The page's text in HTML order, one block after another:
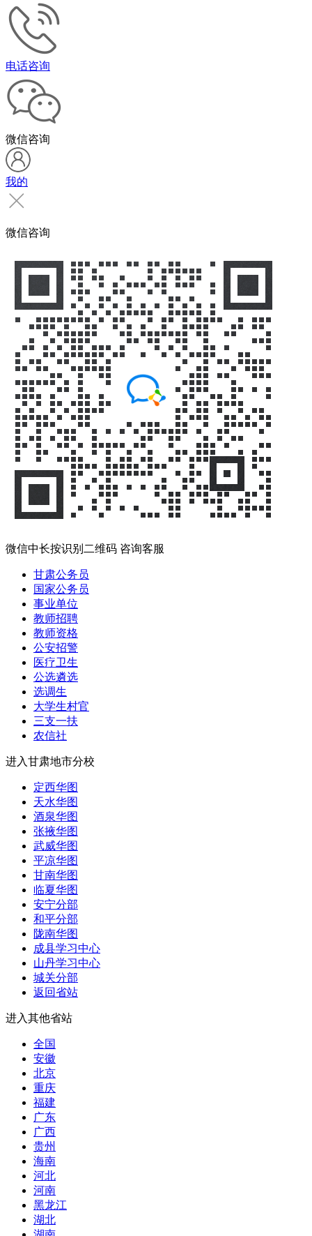
电话咨询
微信咨询
我的
微信咨询
微信中长按识别二维码 咨询客服
甘肃公务员
国家公务员
事业单位
教师招聘
教师资格
公安招警
医疗卫生
公选遴选
选调生
大学生村官
三支一扶
农信社
进入甘肃地市分校
定西华图
天水华图
酒泉华图
张掖华图
武威华图
平凉华图
甘南华图
临夏华图
安宁分部
和平分部
陇南华图
成县学习中心
山丹学习中心
城关分部
返回省站
进入其他省站
全国
安徽
北京
重庆
福建
广东
广西
贵州
海南
河北
河南
黑龙江
湖北